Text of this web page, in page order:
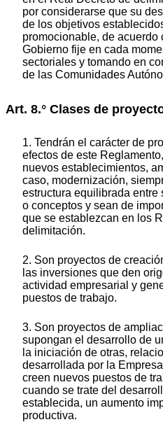
por considerarse que su
de los objetivos
promocionable, de acuerdo
Gobierno fije en cada
sectoriales y tomando en
de las Comunidades
Art. 8.° Clases de
1. Tendrán el carácter de
efectos de este
nuevos establecimientos,
caso, modernización,
estructura equilibrada entre
o conceptos y sean de
que se establezcan en los
delimitación.
2. Son proyectos de
las inversiones que den
actividad empresarial y
puestos de trabajo.
3. Son proyectos de
supongan el desarrollo de
la iniciación de otras,
desarrollada por la
creen nuevos puestos de
cuando se trate del
establecida, un aumento
productiva.